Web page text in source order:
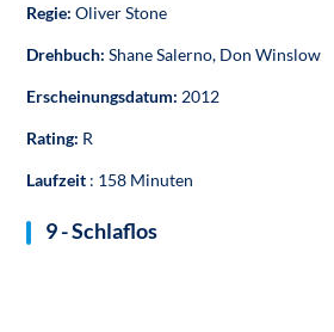
Regie:Oliver Stone
Drehbuch:Shane Salerno, Don Winslow
Erscheinungsdatum: 2012
Rating: R
Laufzeit : 158 Minuten
9 - Schlaflos